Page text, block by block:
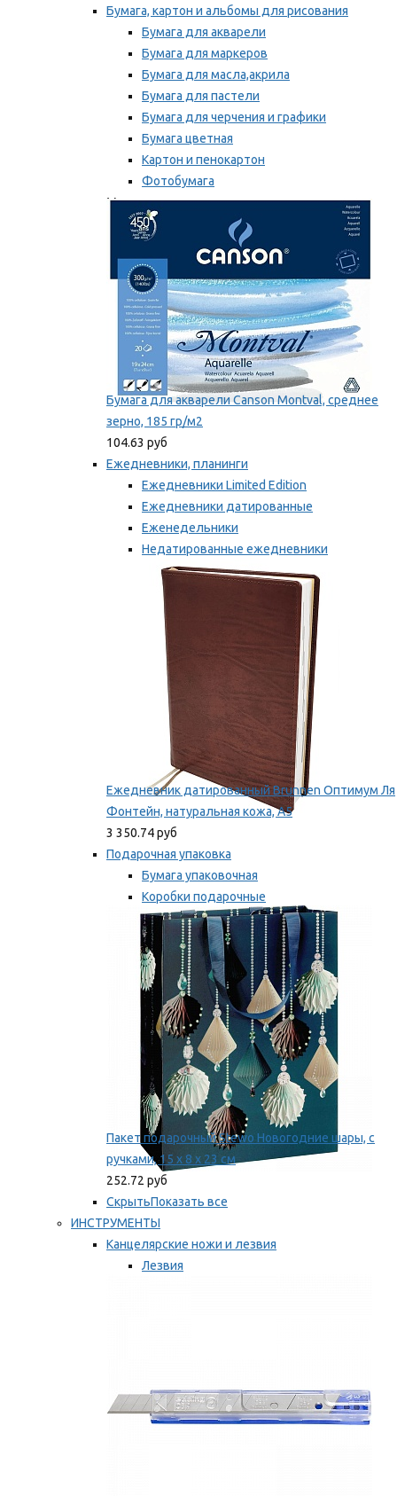
Бумага, картон и альбомы для рисования
Бумага для акварели
Бумага для маркеров
Бумага для масла,акрила
Бумага для пастели
Бумага для черчения и графики
Бумага цветная
Картон и пенокартон
Фотобумага
Мы рекомендуем
Бумага для акварели Canson Montval, среднее
зерно, 185 гр/м2
104.63 руб
Ежедневники, планинги
Ежедневники Limited Edition
Ежедневники датированные
Еженедельники
Недатированные ежедневники
Планинги
Мы рекомендуем
Ежедневник датированный Brunnen Оптимум Ля
Фонтейн, натуральная кожа, А5
3 350.74 руб
Подарочная упаковка
Бумага упаковочная
Коробки подарочные
Ленты, бобины
Мы рекомендуем
Пакет подарочный Stewo Новогодние шары, с
ручками, 15 х 8 х 23 см
252.72 руб
СкрытьПоказать все
ИНСТРУМЕНТЫ
Канцелярские ножи и лезвия
Лезвия